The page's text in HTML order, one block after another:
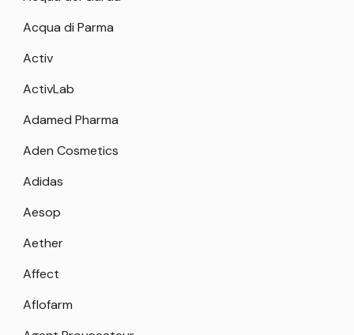
Acqua di Parma
Activ
ActivLab
Adamed Pharma
Aden Cosmetics
Adidas
Aesop
Aether
Affect
Aflofarm